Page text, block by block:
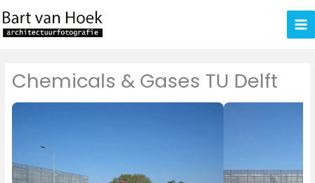
Ga
naar
Chemicals & Gases TU Delft